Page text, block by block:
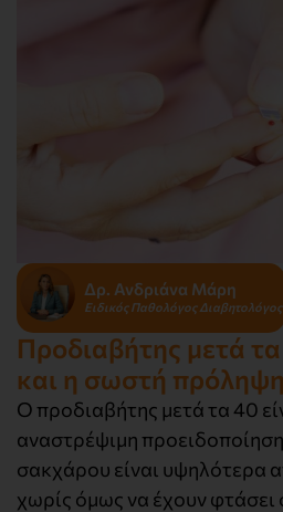
Δρ. Ανδριάνα Μάρη
Ειδικός Παθολόγος Διαβητολόγος
Προδιαβήτης μετά
και η σωστή πρόληψη
Ο προδιαβήτης μετά τα 40
αναστρέψιμη
σακχάρου είναι υψηλότερα
χωρίς όμως να έχουν φτάσει